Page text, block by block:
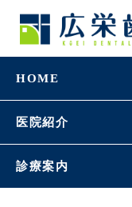
HOME
医院紹介
診療案内